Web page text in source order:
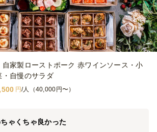
自家製ローストポーク 赤ワインソース・小
・自慢のサラダ
円/人（40,000円〜）
ゃくちゃ良かった